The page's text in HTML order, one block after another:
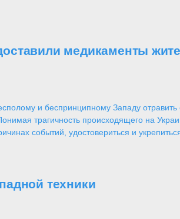
медикаменты
и беспринципному Западу
трагичность происходящего на
событий, удостовериться и
техники